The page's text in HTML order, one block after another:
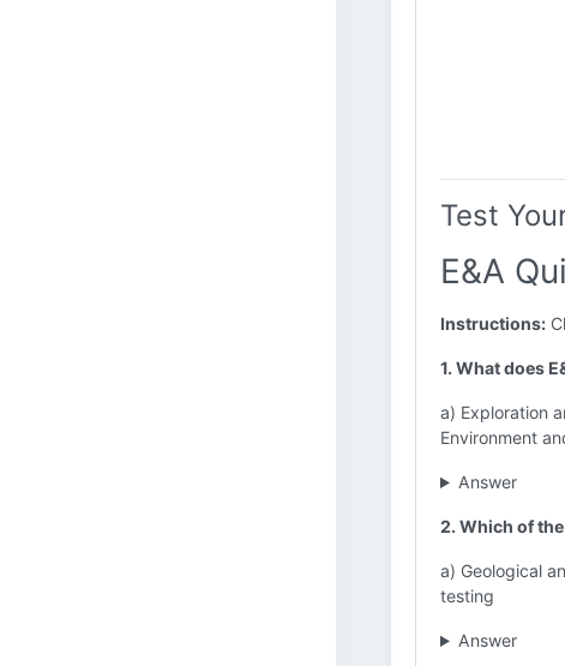
Test
E&A
Instructions:
1. What does
a) Exploration
Environment
Answer
2. Which of
a) Geological
testing
Answer